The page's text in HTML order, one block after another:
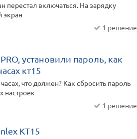
перестал включаться. На зарядку
экран
1 решение
установили пароль, как
кт15
что должен? Как сбросить пароль
настроек
1 решение
KT15